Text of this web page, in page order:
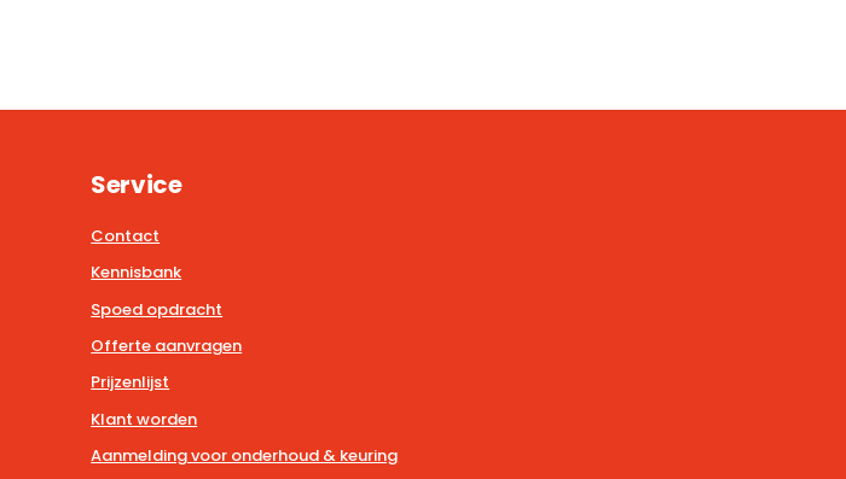
Service
Contact
Kennisbank
Spoed opdracht
Offerte aanvragen
Prijzenlijst
Klant worden
Aanmelding voor onderhoud & keuring